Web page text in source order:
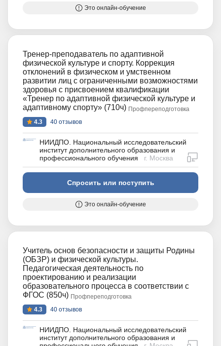
Это онлайн-обучение
Тренер-преподаватель по адаптивной
физической культуре и спорту. Коррекция
отклонений в физическом и умственном
развитии лиц с ограниченными возможностями
здоровья с присвоением квалификации
«Тренер по адаптивной физической культуре и
адаптивному спорту» (710ч) Профпереподготовка
4.3
40 отзывов
НИИДПО. Национальный исследовательский
институт дополнительного образования и
профессионального обучения
г. Москва
Спросить или поступить
Это онлайн-обучение
Учитель основ безопасности и защиты Родины
(ОБЗР) и физической культуры.
Педагогическая деятельность по
проектированию и реализации
образовательного процесса в соответствии с
ФГОС (850ч) Профпереподготовка
4.3
40 отзывов
НИИДПО. Национальный исследовательский
институт дополнительного образования и